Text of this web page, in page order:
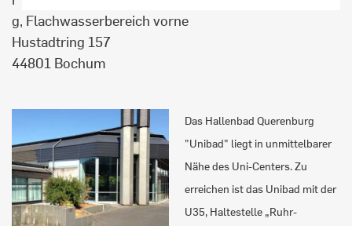
g, Flachwasserbereich vorne
Hustadtring 157
44801 Bochum
Das Hallenbad Querenburg
"Unibad" liegt in unmittelbarer
Nähe des Uni-Centers. Zu
erreichen ist das Unibad mit der
U35, Haltestelle „Ruhr-